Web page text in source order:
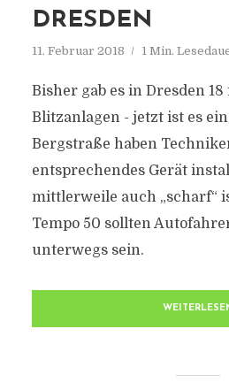
DRESDEN
11. Februar 2018 1 Min.
Bisher gab es in Dresden
Blitzanlagen - jetzt ist es
Bergstraße haben
entsprechendes Gerät
mittlerweile auch „scharf“
Tempo 50 sollten
unterwegs sein.